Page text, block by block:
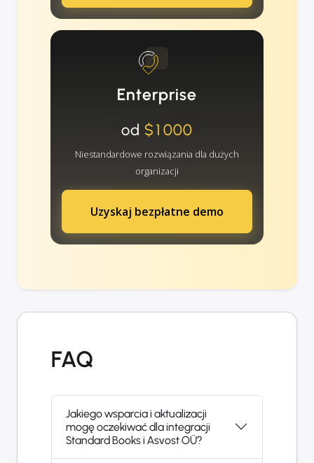
Enterprise
od $1000
Niestandardowe rozwiązania dla dużych
organizacji
Uzyskaj bezpłatne demo
FAQ
Jakiego wsparcia i aktualizacji
mogę oczekiwać dla integracji
Standard Books i Asvost OÜ?